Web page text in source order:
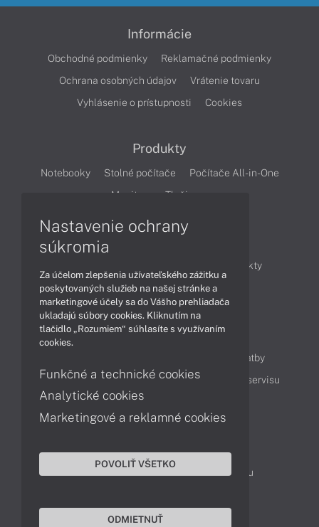
Informácie
Obchodné podmienky
Reklamačné podmienky
Ochrana osobných údajov
Vrátenie tovaru
Vyhlásenie o prístupnosti
Cookies
Produkty
Notebooky Stolné počítače
Počítače All-in-One
Monitory
Tlačiarne
Produkty
Technológie
Videá
Obsah
Možnosti doručenia a platby
Podpora a servis
Servisné služby Cenník servisu
Kontakty
043 4224 771
Obchodné oddelenie
Reklamácia tovaru
Nastavenie ochrany
súkromia
Za účelom zlepšenia užívateľského zážitku a
poskytovaných služieb na našej stránke a
marketingové účely sa do Vášho prehliadača
ukladajú súbory cookies. Kliknutím na
tlačidlo „Rozumiem“ súhlasíte s využívaním
cookies.
Funkčné a technické cookies
Analytické cookies
Marketingové a reklamné cookies
POVOLIŤ VŠETKO
ODMIETNUŤ